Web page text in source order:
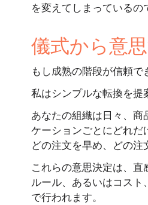
を変えてしまっているの
儀式から意
もし成熟の階段が信頼
私はシンプルな転換を提
あなたの組織は日々、
ケーションごとにどれだ
どの注文を早め、どの注
これらの意思決定は、
ルール、あるいはコス
で行われます。